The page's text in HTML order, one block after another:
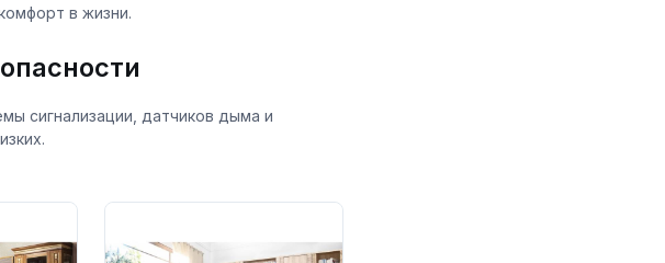
в жизни.
сигнализации, датчиков дыма и